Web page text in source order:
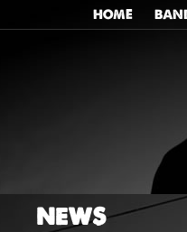
HOME
NEWS